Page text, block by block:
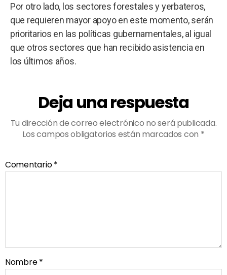
Por otro lado, los sectores forestales y yerbateros,
que requieren mayor apoyo en este momento, serán
prioritarios en las políticas gubernamentales, al igual
que otros sectores que han recibido asistencia en
los últimos años.
Deja una respuesta
Tu dirección de correo electrónico no será publicada.
Los campos obligatorios están marcados con *
Comentario*
Nombre*